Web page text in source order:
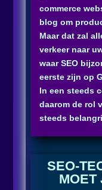
commerce
blog om
Maar dat zal
verkeer naar
waar SEO
eerste zijn op
In een steeds
daarom de rol
steeds
SEO-
MOET